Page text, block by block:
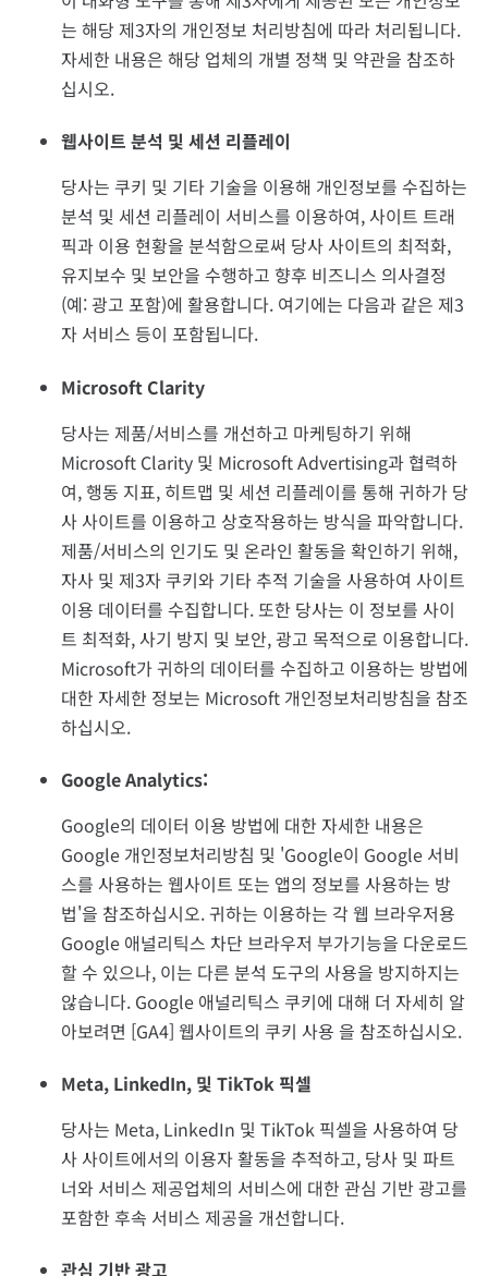
는 해당 제3자의 개인정보 처리방침에 따라 처리됩니다.
자세한 내용은 해당 업체의 개별 정책 및 약관을 참조하
십시오.
웹사이트 분석 및 세션 리플레이
당사는 쿠키 및 기타 기술을 이용해 개인정보를 수집하는
분석 및 세션 리플레이 서비스를 이용하여, 사이트 트래
픽과 이용 현황을 분석함으로써 당사 사이트의 최적화,
유지보수 및 보안을 수행하고 향후 비즈니스 의사결정
(예: 광고 포함)에 활용합니다. 여기에는 다음과 같은 제3
자 서비스 등이 포함됩니다.
Microsoft Clarity
당사는 제품/서비스를 개선하고 마케팅하기 위해
Microsoft Clarity 및 Microsoft Advertising과 협력하
여, 행동 지표, 히트맵 및 세션 리플레이를 통해 귀하가 당
사 사이트를 이용하고 상호작용하는 방식을 파악합니다.
제품/서비스의 인기도 및 온라인 활동을 확인하기 위해,
자사 및 제3자 쿠키와 기타 추적 기술을 사용하여 사이트
이용 데이터를 수집합니다. 또한 당사는 이 정보를 사이
트 최적화, 사기 방지 및 보안, 광고 목적으로 이용합니다.
Microsoft가 귀하의 데이터를 수집하고 이용하는 방법에
대한 자세한 정보는 Microsoft 개인정보처리방침을 참조
하십시오.
Google Analytics:
Google의 데이터 이용 방법에 대한 자세한 내용은
Google 개인정보처리방침 및 'Google이 Google 서비
스를 사용하는 웹사이트 또는 앱의 정보를 사용하는 방
법'을 참조하십시오. 귀하는 이용하는 각 웹 브라우저용
Google 애널리틱스 차단 브라우저 부가기능을 다운로드
할 수 있으나, 이는 다른 분석 도구의 사용을 방지하지는
않습니다. Google 애널리틱스 쿠키에 대해 더 자세히 알
아보려면 [GA4] 웹사이트의 쿠키 사용 을 참조하십시오.
Meta, LinkedIn, 및 TikTok 픽셀
당사는 Meta, LinkedIn 및 TikTok 픽셀을 사용하여 당
사 사이트에서의 이용자 활동을 추적하고, 당사 및 파트
너와 서비스 제공업체의 서비스에 대한 관심 기반 광고를
포함한 후속 서비스 제공을 개선합니다.
관심 기반 광고